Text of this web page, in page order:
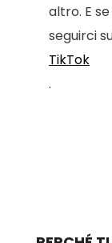
altro. E
seguirci
TikTok
.